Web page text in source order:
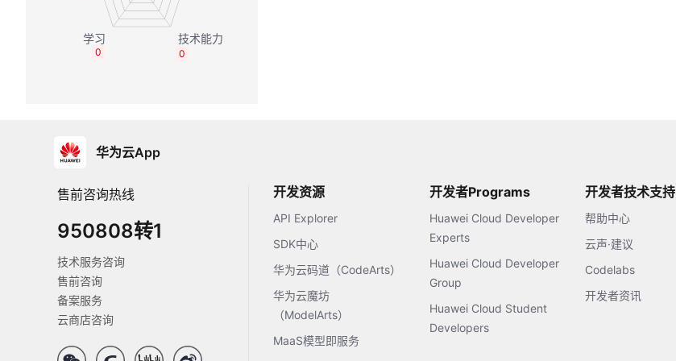
0
0
华为云App
售前咨询热线
950808转1
技术服务咨询
售前咨询
备案服务
云商店咨询
开发资源
API Explorer
SDK中心
华为云码道（CodeArts）
华为云魔坊
（ModelArts）
MaaS模型即服务
开发者Programs
Huawei Cloud Developer
Experts
Huawei Cloud Developer
Group
Huawei Cloud Student
Developers
开发者技术支持
帮助中心
云声·建议
Codelabs
开发者资讯